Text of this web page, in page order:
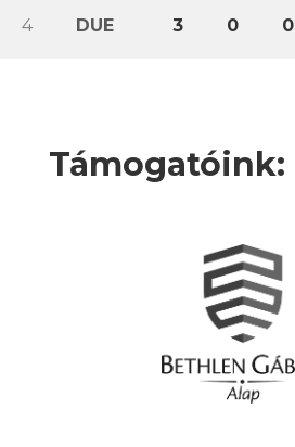
4 DUE 3 0 0
Támogatóink: